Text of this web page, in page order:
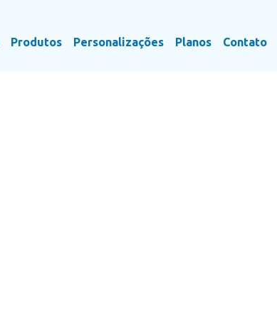
Produtos Personalizações Planos Contato